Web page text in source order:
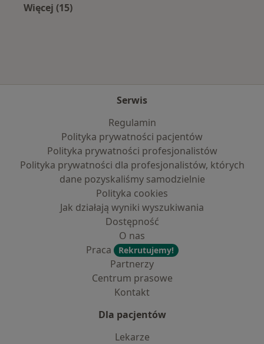
Więcej (15)
Serwis
Regulamin
Polityka prywatności pacjentów
Polityka prywatności profesjonalistów
Polityka prywatności dla profesjonalistów, których
dane pozyskaliśmy samodzielnie
Polityka cookies
Jak działają wyniki wyszukiwania
Dostępność
O nas
Praca
Rekrutujemy!
Partnerzy
Centrum prasowe
Kontakt
Dla pacjentów
Lekarze